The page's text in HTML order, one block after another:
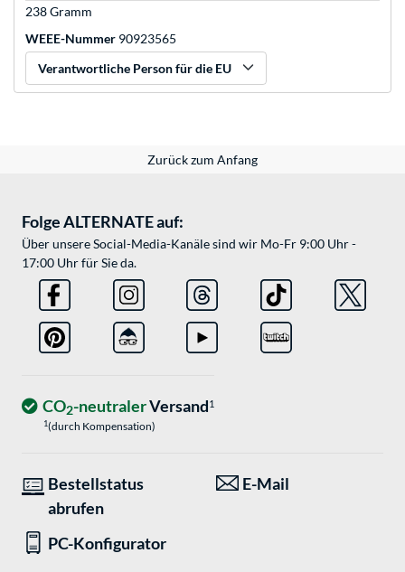
238 Gramm
WEEE-Nummer 90923565
Verantwortliche Person für die EU
Zurück zum Anfang
Folge ALTERNATE auf:
Über unsere Social-Media-Kanäle sind wir Mo-Fr 9:00 Uhr -
17:00 Uhr für Sie da.
CO2-neutralerVersand1
1(durch Kompensation)
Bestellstatus
abrufen
E-Mail
PC-Konfigurator